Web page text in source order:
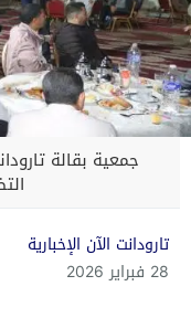
جمعية بقالة
تارودانت الآن الإخبارية
28 فبراير 2026